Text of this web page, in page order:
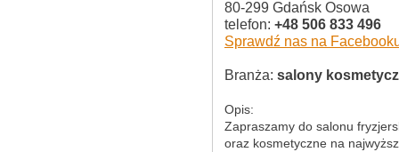
80-299 Gdańsk Osowa
telefon: +48 506 833 496
Sprawdź nas na
Branża: salony
Opis:
Zapraszamy do salonu
oraz kosmetyczne na